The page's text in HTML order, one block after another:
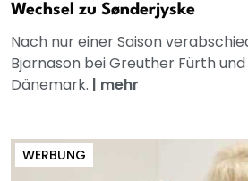
Wechsel zu Sønderjyske
Nach nur einer Saison
Bjarnason bei Greuther Fürth
Dänemark. | mehr
WERBUNG